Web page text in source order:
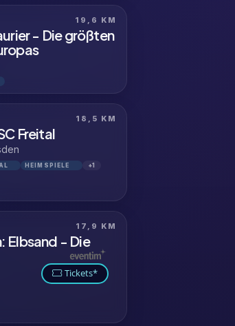
19,6 KM
- Die größten
18,5 KM
Freital
HEIMSPIELE +1
17,9 KM
Elbsand - Die
Tickets*